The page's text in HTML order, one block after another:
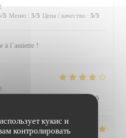
кукис и
контролировать
/5 Меню : 5/5 Цена / качество : 5/5
à l’assiette !
3/5